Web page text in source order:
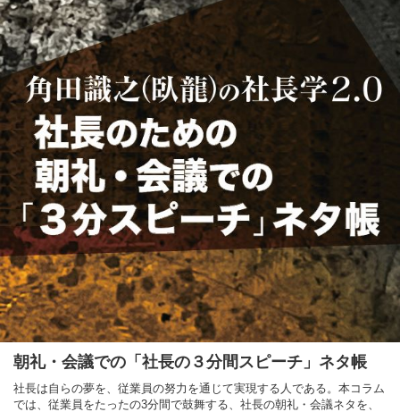
朝礼・会議での「社長の３分間スピーチ」ネタ帳
社長は自らの夢を、従業員の努力を通じて実現する人である。本コラム
では、従業員をたったの3分間で鼓舞する、社長の朝礼・会議ネタを、